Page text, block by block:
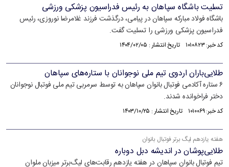
تسلیت باشگاه سپاهان به رئیس فدراسیون پزشکی ورزشی
باشگاه فولاد مبارکه سپاهان در پیامی، درگذشت فرزند غلامرضا نوروزی، رئیس
فدراسیون پزشکی ورزشی را تسلیت گفت.
کد خبر: ۱۰۱۰۸۲۳ تاریخ انتشار : ۱۴۰۴/۰۲/۰۵
طلایی‌باران اردوی تیم ملی نوجوانان با ستاره‌های سپاهان
۶ ستاره آکادمی فوتبال بانوان سپاهان به توسط سرمربی تیم ملی فوتبال نوجوانان
دختر فراخوانده شدند.
کد خبر: ۱۰۱۰۰۶۹ تاریخ انتشار : ۱۴۰۳/۱۰/۲۵
هفته یازدهم لیگ برتر فوتبال بانوان
طلایی‌پوشان در اندیشه دبل دوباره
تیم فوتبال بانوان سپاهان در هفته یازدهم رقابت‌های لیگ‌برتر میزبان ملوان